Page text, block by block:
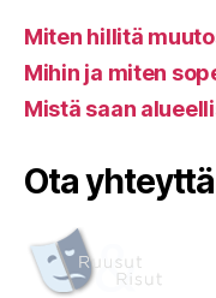
Miten hillitä
Mihin ja miten
Mistä saan
Ota